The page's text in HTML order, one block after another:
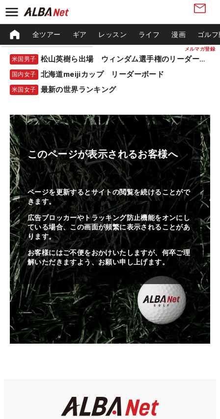
メルマガ登録
全ツアー ギア レッスン ライフ 漫画 ゴル
米国男子 松山英樹ら出場 ウィンダム選手権のリーダーボード
国内女子 北海道meijiカップ リーダーボード
米国女子 最新の世界ランキング
このページが表示されるお客様へ
ページを更新するとサイトの閲覧を続けることがで
きます。
広告ブロッカーやトラッキング防止機能をオンにし
ている場合、この画面が頻繁に表示されることがあ
ります。
お客様にはご不便をおかけいたしますが、何卒ご理
解いただきますよう、お願い申し上げます。